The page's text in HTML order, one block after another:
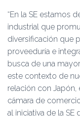
“En la SE estamos
industrial que
diversificación que
proveeduría e
busca de una
este contexto de
relación con
cámara de
al iniciativa de la